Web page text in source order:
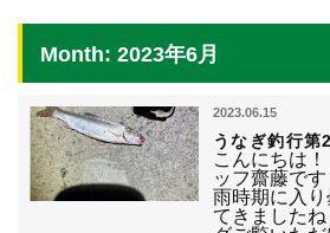
Month: 2023年6月
2023.06.15
うなぎ釣行第
こんにちは
ッフ齋藤で
雨時期に入
てきました